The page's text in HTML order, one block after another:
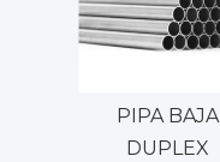
PIPA BAJA
DUPLEX